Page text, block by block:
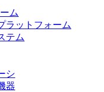
ム
ラットフォーム
テム
シ
器